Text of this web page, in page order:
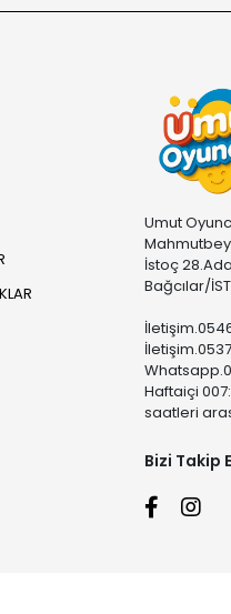
Umut
İstoç
Bağcılar/
Haftaiçi
saatleri
Bizi Takip